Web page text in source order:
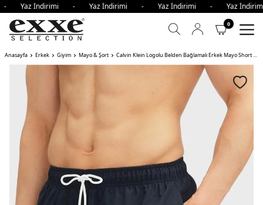
Yaz İndirimi - Yaz İndirimi - Yaz İndirimi - Yaz
0
Anasayfa Erkek Giyim Mayo & Şort Calvin Klein Logolu Belden Bağlamalı Erkek Mayo Short CEF